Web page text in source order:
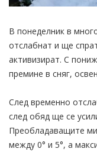
В понеделник в
отслабнат и ще
активизират. С
премине в сняг,
След временно
след обяд ще се
Преобладаващите
между 0° и 5°, а